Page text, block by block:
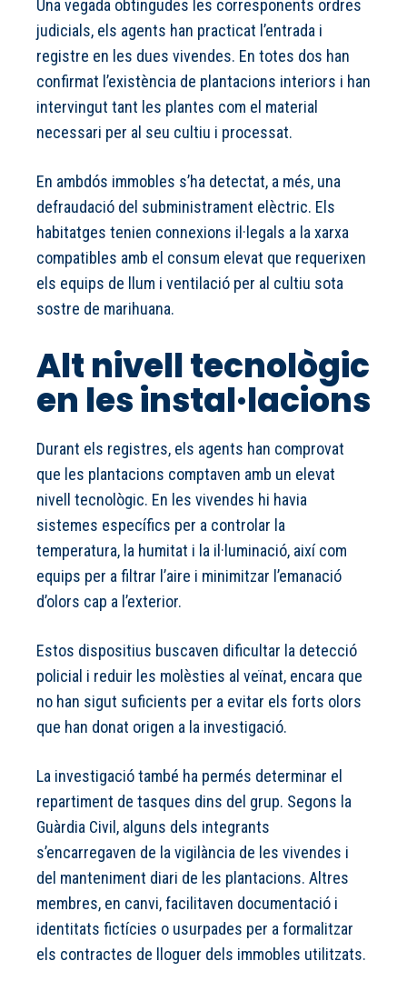
Una vegada obtingudes les corresponents ordres
judicials, els agents han practicat l’entrada i
registre en les dues vivendes. En totes dos han
confirmat l’existència de plantacions interiors i han
intervingut tant les plantes com el material
necessari per al seu cultiu i processat.
En ambdós immobles s’ha detectat, a més, una
defraudació del subministrament elèctric. Els
habitatges tenien connexions il·legals a la xarxa
compatibles amb el consum elevat que requerixen
els equips de llum i ventilació per al cultiu sota
sostre de marihuana.
Alt nivell tecnològic
en les instal·lacions
Durant els registres, els agents han comprovat
que les plantacions comptaven amb un elevat
nivell tecnològic. En les vivendes hi havia
sistemes específics per a controlar la
temperatura, la humitat i la il·luminació, així com
equips per a filtrar l’aire i minimitzar l’emanació
d’olors cap a l’exterior.
Estos dispositius buscaven dificultar la detecció
policial i reduir les molèsties al veïnat, encara que
no han sigut suficients per a evitar els forts olors
que han donat origen a la investigació.
La investigació també ha permés determinar el
repartiment de tasques dins del grup. Segons la
Guàrdia Civil, alguns dels integrants
s’encarregaven de la vigilància de les vivendes i
del manteniment diari de les plantacions. Altres
membres, en canvi, facilitaven documentació i
identitats fictícies o usurpades per a formalitzar
els contractes de lloguer dels immobles utilitzats.